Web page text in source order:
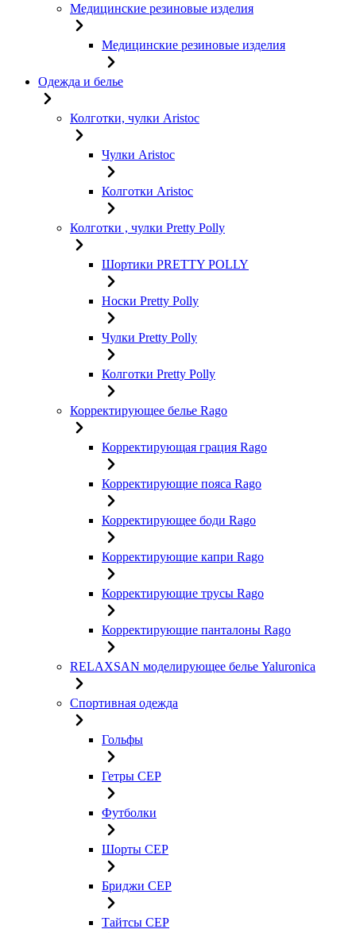
Медицинские резиновые изделия
Медицинские резиновые изделия
Одежда и белье
Колготки, чулки Aristoc
Чулки Aristoc
Колготки Aristoc
Колготки , чулки Pretty Polly
Шортики PRETTY POLLY
Носки Pretty Polly
Чулки Pretty Polly
Колготки Pretty Polly
Корректирующее белье Rago
Корректирующая грация Rago
Корректирующие пояса Rago
Корректирующее боди Rago
Корректирующие капри Rago
Корректирующие трусы Rago
Корректирующие панталоны Rago
RELAXSAN моделирующее белье Yaluroniсa
Спортивная одежда
Гольфы
Гетры CEP
Футболки
Шорты CEP
Бриджи CEP
Тайтсы CEP